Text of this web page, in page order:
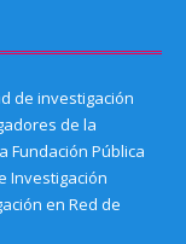
de investigación
de la
Fundación Pública
Investigación
en Red de